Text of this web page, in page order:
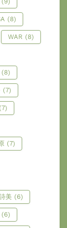
(8)
WAR (8)
(8)
(7)
(7)
美 (6)
(6)